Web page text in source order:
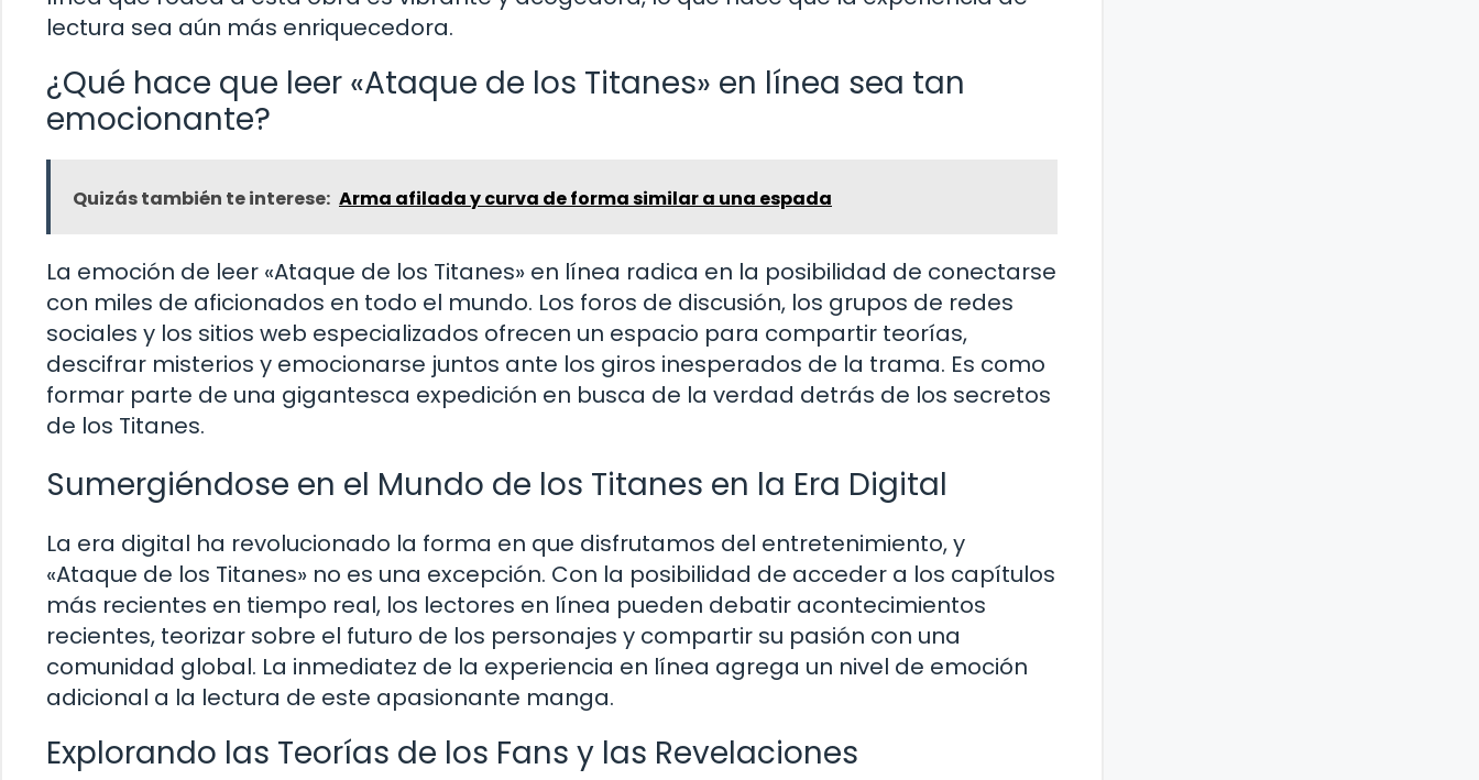
lectura sea aún más enriquecedora.
¿Qué hace que leer «Ataque de los Titanes» en línea sea tan
emocionante?
Quizás también te interese: Arma afilada y curva de forma similar a una espada
La emoción de leer «Ataque de los Titanes» en línea radica en la posibilidad de conectarse
con miles de aficionados en todo el mundo. Los foros de discusión, los grupos de redes
sociales y los sitios web especializados ofrecen un espacio para compartir teorías,
descifrar misterios y emocionarse juntos ante los giros inesperados de la trama. Es como
formar parte de una gigantesca expedición en busca de la verdad detrás de los secretos
de los Titanes.
Sumergiéndose en el Mundo de los Titanes en la Era Digital
La era digital ha revolucionado la forma en que disfrutamos del entretenimiento, y
«Ataque de los Titanes» no es una excepción. Con la posibilidad de acceder a los capítulos
más recientes en tiempo real, los lectores en línea pueden debatir acontecimientos
recientes, teorizar sobre el futuro de los personajes y compartir su pasión con una
comunidad global. La inmediatez de la experiencia en línea agrega un nivel de emoción
adicional a la lectura de este apasionante manga.
Explorando las Teorías de los Fans y las Revelaciones